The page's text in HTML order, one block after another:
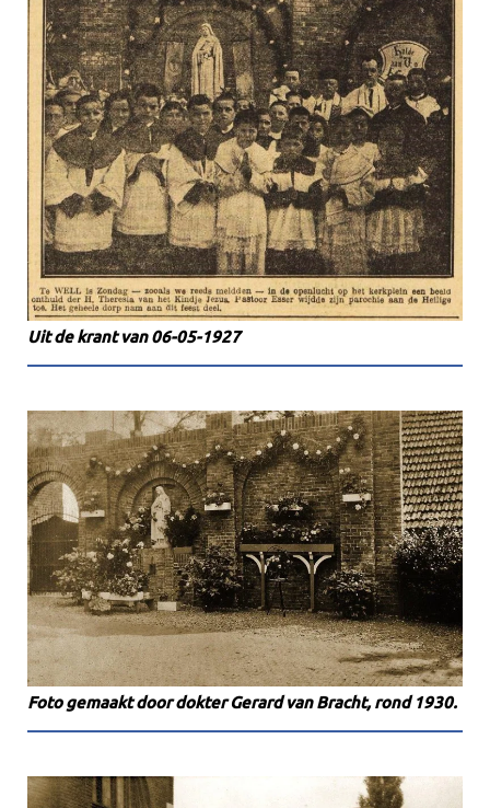
Uit de krant van 06-05-1927
Foto gemaakt door dokter Gerard van Bracht, rond 1930.